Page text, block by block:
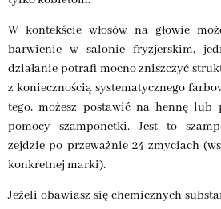
W kontekście włosów na głowie
barwienie w salonie fryzjerskim,
działanie potrafi mocno zniszczyć
z koniecznością systematycznego
tego, możesz postawić na hennę lub
pomocy szamponetki. Jest to
zejdzie po przeważnie 24 zmyciach
konkretnej marki).
Jeżeli obawiasz się chemicznych